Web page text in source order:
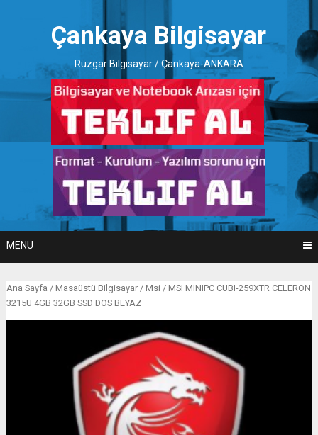
Çankaya Bilgisayar
Rüzgar Bilgisayar / Çankaya-ANKARA
MENU
Ana Sayfa / Masaüstü Bilgisayar/ Msi / MSI MINIPC CUBI-259XTR CELERON
3215U 4GB 32GB SSD DOS BEYAZ